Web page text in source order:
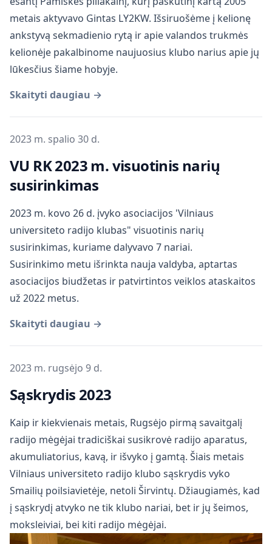
metais aktyvavo Gintas LY2KW. Išsiruošėme į kelionę
ankstyvą sekmadienio rytą ir apie valandos trukmės
kelionėje pakalbinome naujuosius klubo narius apie jų
lūkesčius šiame hobyje.
Skaityti daugiau →
Publikuota
2023 m. spalio 30 d.
VU RK 2023 m. visuotinis narių
susirinkimas
2023 m. kovo 26 d. įvyko asociacijos 'Vilniaus
universiteto radijo klubas" visuotinis narių
susirinkimas, kuriame dalyvavo 7 nariai.
Susirinkimo metu išrinkta nauja valdyba, aptartas
asociacijos biudžetas ir patvirtintos veiklos ataskaitos
už 2022 metus.
Skaityti daugiau →
Publikuota
2023 m. rugsėjo 9 d.
Sąskrydis 2023
Kaip ir kiekvienais metais, Rugsėjo pirmą savaitgalį
radijo mėgėjai tradiciškai susikrovė radijo aparatus,
akumuliatorius, kavą, ir išvyko į gamtą. Šiais metais
Vilniaus universiteto radijo klubo sąskrydis vyko
Smailių poilsiavietėje, netoli Širvintų. Džiaugiamės, kad
į sąskrydį atvyko ne tik klubo nariai, bet ir jų šeimos,
moksleiviai, bei kiti radijo mėgėjai.